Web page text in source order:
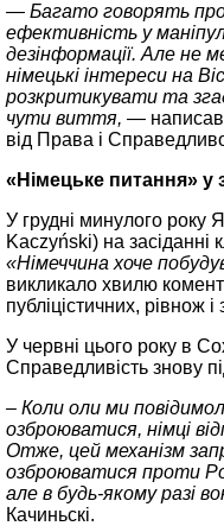
— Багато говорять про
ефективність у
дезінформації. Але не
німецькі інтереси на
розкритикувати та
чути виття, —
від Права і
«Німецьке питання» у
У грудні минулого року
Kaczyński) на
«Німеччина хоче
викликало хвилю
публіцістичних, рівнож
У червні цього року в
Справедливість знову
– Коли оли ми
озброюватися, німці
Отже, цей механізм
озброюватися проти
але в будь-якому разі
Качиньскі.